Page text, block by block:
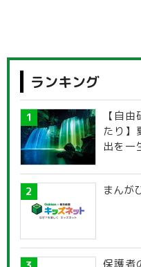
ランキング
【自
たり】
出を一
探究ガ
まんが
保護者